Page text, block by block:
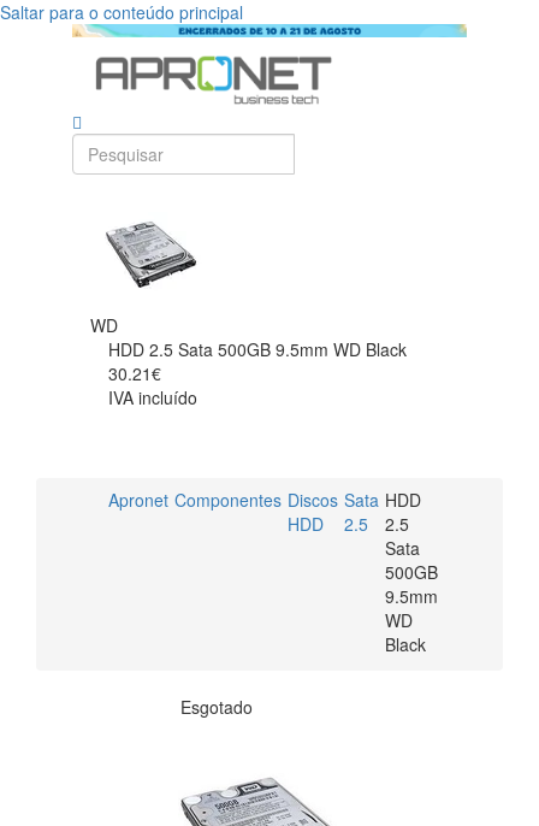
Saltar para o conteúdo principal
WD
HDD 2.5 Sata 500GB 9.5mm WD Black
30.21€
IVA incluído
Apronet Componentes Discos
HDD
Sata
2.5
HDD
2.5
Sata
500GB
9.5mm
WD
Black
Esgotado